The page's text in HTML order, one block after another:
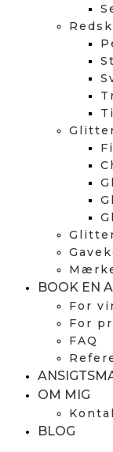
BOOK EN
For
For
FAQ
OM MIG
BLOG